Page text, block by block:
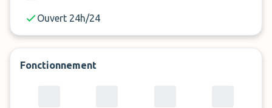
Ouvert 24h/24
Fonctionnement